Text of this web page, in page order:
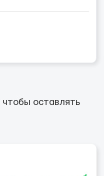
чтобы оставлять